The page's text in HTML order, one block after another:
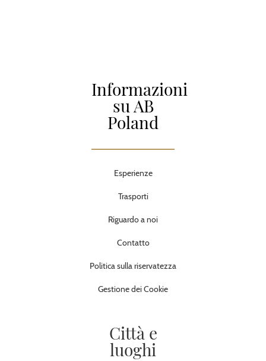
Informazioni
su AB
Poland
Esperienze
Trasporti
Riguardo a noi
Contatto
Politica sulla riservatezza
Gestione dei Cookie
Città e
luoghi